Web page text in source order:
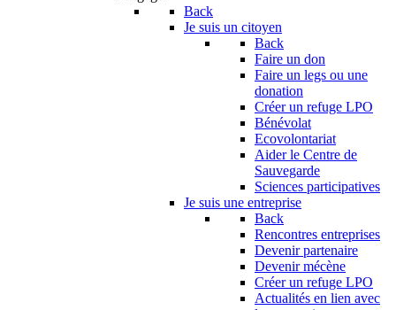
Back
Je suis un citoyen
Back
Faire un don
Faire un legs ou une
donation
Créer un refuge LPO
Bénévolat
Ecovolontariat
Aider le Centre de
Sauvegarde
Sciences participatives
Je suis une entreprise
Back
Rencontres entreprises
Devenir partenaire
Devenir mécène
Créer un refuge LPO
Actualités en lien avec